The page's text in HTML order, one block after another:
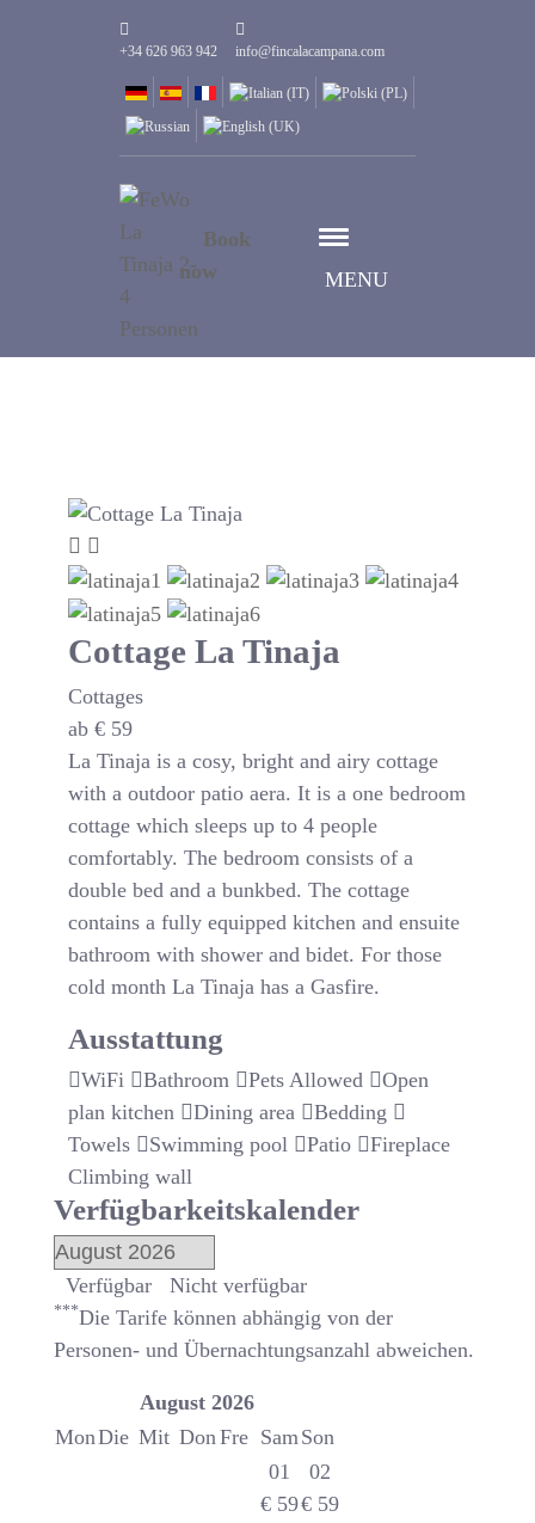
+34 626 963 942 info@fincalacampana.com
MENU
Book
now
Cottage La Tinaja
Cottages
ab € 59
La Tinaja is a cosy, bright and airy cottage
with a outdoor patio aera. It is a one bedroom
cottage which sleeps up to 4 people
comfortably. The bedroom consists of a
double bed and a bunkbed. The cottage
contains a fully equipped kitchen and ensuite
bathroom with shower and bidet. For those
cold month La Tinaja has a Gasfire.
Ausstattung
WiFi Bathroom Pets Allowed
Open
plan kitchen
Dining area
Bedding
Towels
Swimming pool Patio
Fireplace
Climbing wall
Verfügbarkeitskalender
Verfügbar Nicht verfügbar
***Die Tarife können abhängig von der
Personen- und Übernachtungsanzahl abweichen.
August 2026
MonDie Mit DonFre SamSon
01
€ 59
02
€ 59